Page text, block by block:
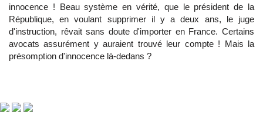
innocence ! Beau système en vérité, que le président de la
République, en voulant supprimer il y a deux ans, le juge
d'instruction, rêvait sans doute d'importer en France. Certains
avocats assurément y auraient trouvé leur compte ! Mais la
présomption d'innocence là-dedans ?